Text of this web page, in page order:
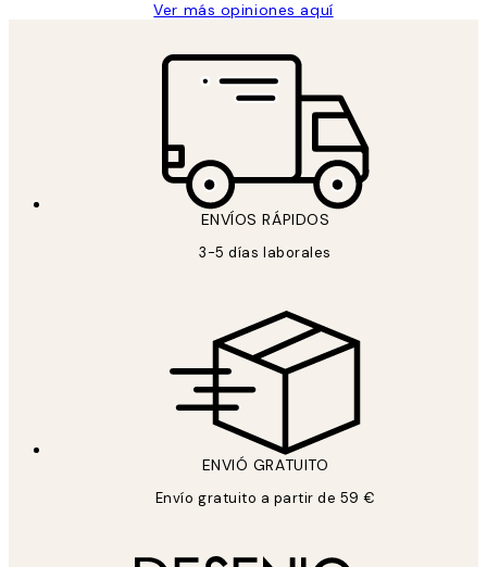
Ver más opiniones aquí
ENVÍOS RÁPIDOS
3-5 días laborales
ENVIÓ GRATUITO
Envío gratuito a partir de 59 €